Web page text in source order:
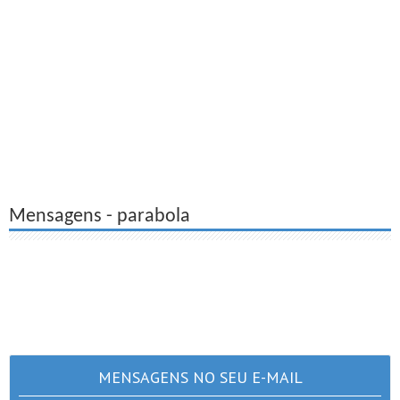
Mensagens - parabola
MENSAGENS NO SEU E-MAIL